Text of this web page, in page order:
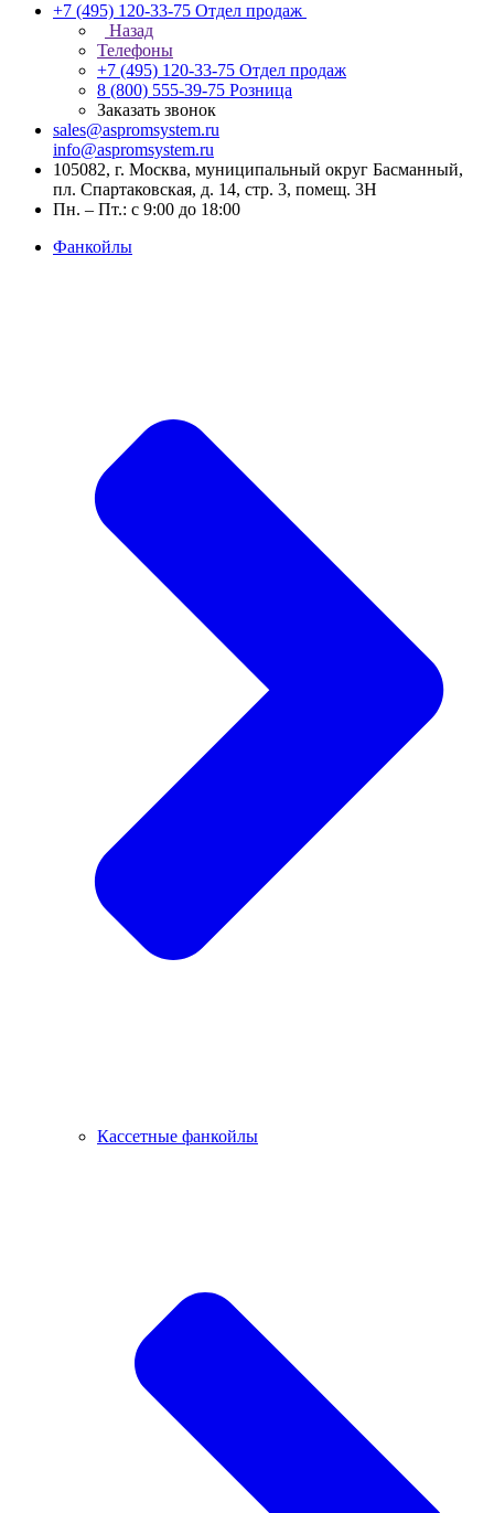
+7 (495) 120-33-75 Отдел продаж
Назад
Телефоны
+7 (495) 120-33-75 Отдел продаж
8 (800) 555-39-75 Розница
Заказать звонок
sales@aspromsystem.ru
info@aspromsystem.ru
105082, г. Москва, муниципальный округ Басманный,
пл. Спартаковская, д. 14, стр. 3, помещ. 3Н
Пн. – Пт.: с 9:00 до 18:00
Фанкойлы
Кассетные фанкойлы